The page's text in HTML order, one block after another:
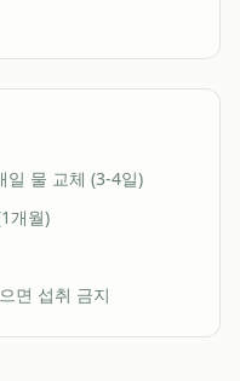
일 물 교체 (3-4일)
개월)
면 섭취 금지